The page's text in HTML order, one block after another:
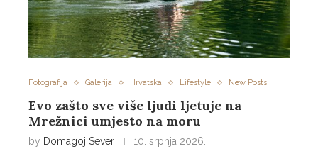
Fotografija Galerija Hrvatska Lifestyle New Posts
Evo zašto sve više ljudi ljetuje na
Mrežnici umjesto na moru
by Domagoj Sever 10. srpnja 2026.